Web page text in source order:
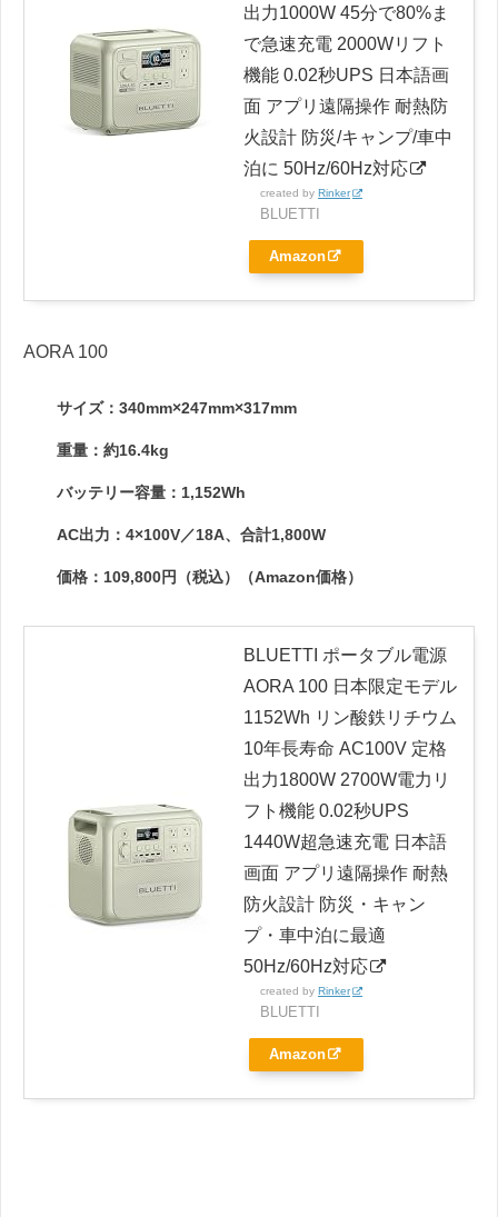
出力1000W 45分で80%ま
で急速充電 2000Wリフト
機能 0.02秒UPS 日本語画
面 アプリ遠隔操作 耐熱防
火設計 防災/キャンプ/車中
泊に 50Hz/60Hz対応
created by Rinker
BLUETTI
Amazon
AORA 100
サイズ：340mm×247mm×317mm
重量：約16.4kg
バッテリー容量：1,152Wh
AC出力：4×100V／18A、合計1,800W
価格：109,800円（税込）（Amazon価格）
BLUETTI ポータブル電源
AORA 100 日本限定モデル
1152Wh リン酸鉄リチウム
10年長寿命 AC100V 定格
出力1800W 2700W電力リ
フト機能 0.02秒UPS
1440W超急速充電 日本語
画面 アプリ遠隔操作 耐熱
防火設計 防災・キャン
プ・車中泊に最適
50Hz/60Hz対応
created by Rinker
BLUETTI
Amazon